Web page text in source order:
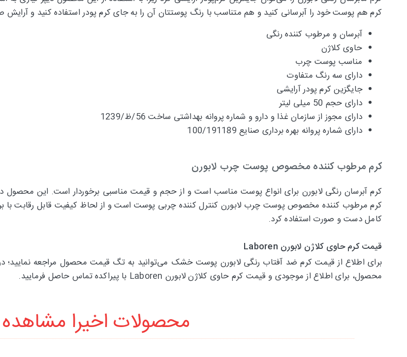
کرم هم پوست خود را آبرسانی کنید و هم متناسب با رنگ پوستتان آن را به جای کرم پودر استفاده کنید و آرایش
آبرسان و مرطوب کننده رنگی
حاوی کلاژن
مناسب پوست چرب
دارای سه رنگ متفاوت
جایگزین کرم پودر آرایشی
دارای حجم 50 میلی لیتر
دارای مجوز از سازمان غذا و دارو و شماره پروانه بهداشتی ساخت 56/ظ/1239
دارای شماره پروانه بهره برداری صنایع 100/191189
کرم مرطوب کننده مخصوص پوست چرب لابورن
کرم آبرسان رنگی لابورن برای انواع پوست مناسب است و از حجم و قیمت مناسبی برخوردار است. این محصول
کرم مرطوب کننده مخصوص پوست چرب لابورن کنترل کننده چربی پوست است و از لحاظ کیفیت قابل رقابت با
کامل دست و صورت استفاده کرد.
قیمت کرم حاوی کلاژن لابورن Laboren
برای اطلاع از قیمت کرم ضد آفتاب رنگی لابورن پوست خشک می‌توانید به تگ قیمت محصول مراجعه نمایید؛
محصول، برای اطلاع از موجودی و قیمت کرم حاوی کلاژن لابورن Laboren با پیراکده تماس حاصل فرمایید.
محصولات اخیرا